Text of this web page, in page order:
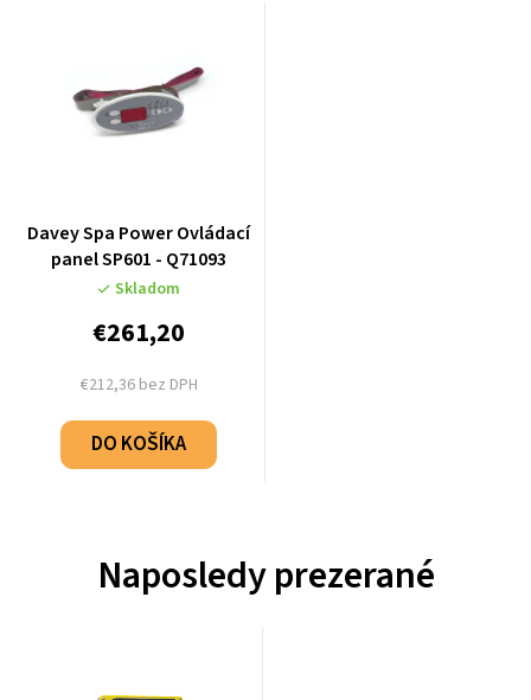
Davey Spa Power Ovládací
panel SP601 - Q71093
Skladom
€212,36 bez DPH
€261,20
DO KOŠÍKA
Naposledy prezerané